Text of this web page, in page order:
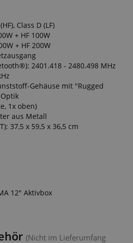
Class D (LF)
+ HF 100W
+ HF 200W
2401.418 - 2480.498 MHz
Gehäuse mit "Rugged
1x oben)
aus Metall
37,5 x 59,5 x 36,5 cm
12" Aktivbox
(Nicht im Lieferumfang